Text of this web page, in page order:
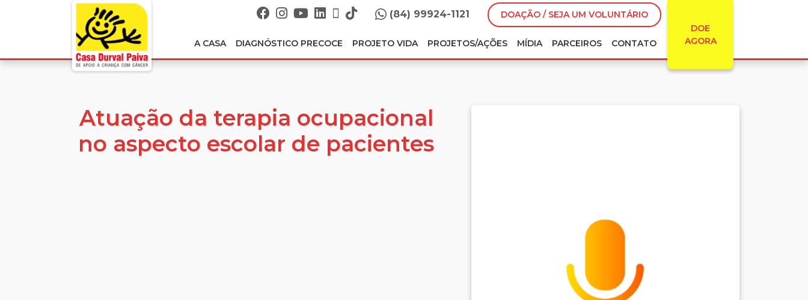
(84) 99924-1121
DOAÇÃO / SEJA UM VOLUNTÁRIO
DOE
AGORA
A CASA DIAGNÓSTICO PRECOCE PROJETO VIDA PROJETOS/AÇÕES MÍDIA PARCEIROS CONTATO
Atuação da terapia ocupacional
no aspecto escolar de pacientes